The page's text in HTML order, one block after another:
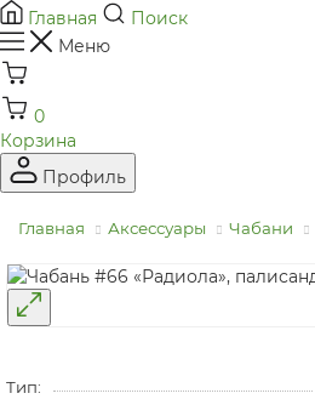
Главная
Поиск
Меню
0
Корзина
Профиль
Главная Аксессуары Чабани
Тип: